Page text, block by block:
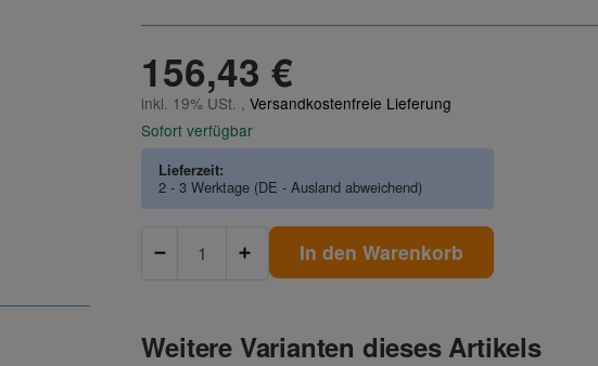
156,43 €
inkl. 19% USt. ,Versandkostenfreie Lieferung
Sofort verfügbar
Lieferzeit:
2 - 3 Werktage (DE - Ausland abweichend)
In den Warenkorb
Weitere Varianten dieses Artikels